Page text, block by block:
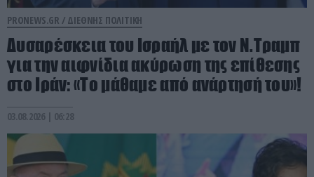
PRONEWS.GR / ΔΙΕΘΝΗΣ ΠΟΛΙΤΙΚΗ
Δυσαρέσκεια του Ισραήλ με τον Ν.Τραμπ
για την αιφνίδια ακύρωση της επίθεσης
στο Ιράν: «Το μάθαμε από ανάρτησή του»!
03.08.2026 | 06:28